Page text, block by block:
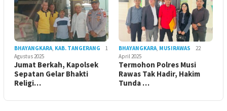
BHAYANGKARA, KAB. TANGERANG
1
Agustus 2025
Jumat Berkah, Kapolsek
Sepatan Gelar Bhakti
Religi…
BHAYANGKARA, MUSIRAWAS
22
April 2025
Termohon Polres Musi
Rawas Tak Hadir, Hakim
Tunda …